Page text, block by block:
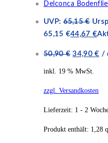
Delconca
UVP: 65,15€
65,15 €44,67 €
50,90€ 34,90€ /
inkl. 19 % MwSt.
zzgl. Versandkosten
Lieferzeit: 1 - 2
Produkt enthält: 1,28